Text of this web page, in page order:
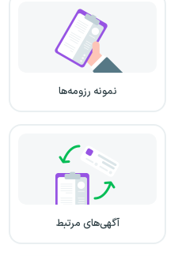
نمونه رزومه‌ها
آگهی‌های مرتبط